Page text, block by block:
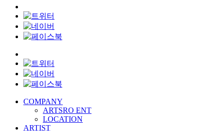
COMPANY
ARTSRO ENT
LOCATION
ARTIST